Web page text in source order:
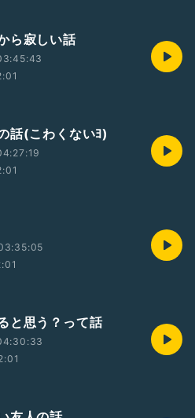
ら寂しい話
話(こわくないﾖ)
と思う？って話